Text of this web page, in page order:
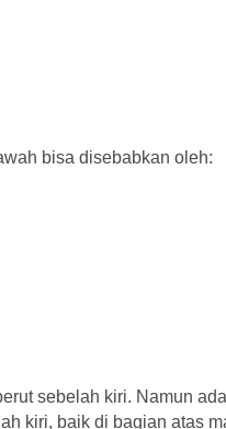
bisa disebabkan oleh:
sebelah kiri. Namun
kiri, baik di bagian atas